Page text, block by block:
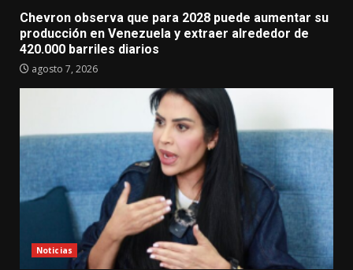
Chevron observa que para 2028 puede aumentar su
producción en Venezuela y extraer alrededor de
420.000 barriles diarios
agosto 7, 2026
Noticias